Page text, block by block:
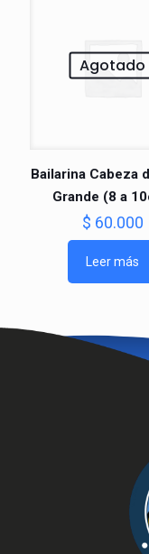
Agotado
Bailarina Cabeza
Grande (8 a
$ 60.000
Leer más